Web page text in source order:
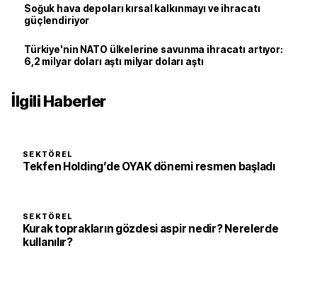
Soğuk hava depoları kırsal kalkınmayı ve ihracatı
güçlendiriyor
Türkiye'nin NATO ülkelerine savunma ihracatı artıyor:
6,2 milyar doları aştı milyar doları aştı
İlgili Haberler
SEKTÖREL
Tekfen Holding’de OYAK dönemi resmen başladı
SEKTÖREL
Kurak toprakların gözdesi aspir nedir? Nerelerde
kullanılır?